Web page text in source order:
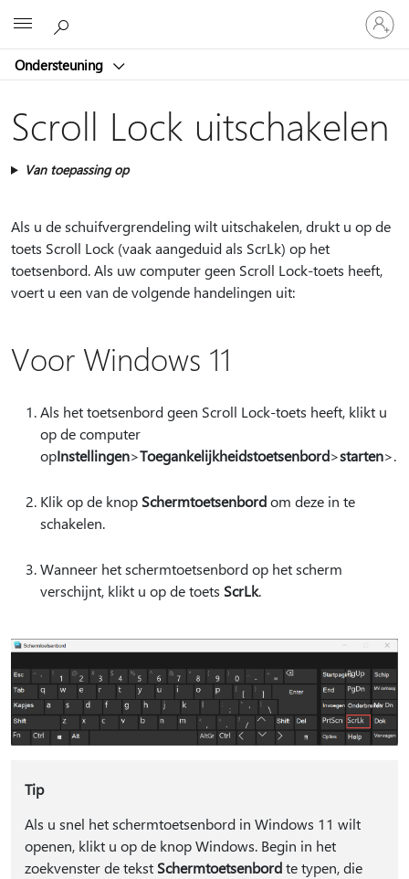
Ondersteuning
Meld
je
aan
je
Scroll Lock uitschakelen
Van toepassing op
Als u de schuifvergrendeling wilt uitschakelen, drukt u op de
toets Scroll Lock (vaak aangeduid als ScrLk) op het
toetsenbord. Als uw computer geen Scroll Lock-toets heeft,
voert u een van de volgende handelingen uit:
Voor Windows 11
Als het toetsenbord geen Scroll Lock-toets heeft, klikt u
op de computer
opInstellingen>Toegankelijkheidstoetsenbord>starten>.
Klik op de knop Schermtoetsenbordom deze in te
schakelen.
Wanneer het schermtoetsenbord op het scherm
verschijnt, klikt u op de toets ScrLk.
Tip
Als u snel het schermtoetsenbord in Windows 11 wilt
openen, klikt u op de knop Windows. Begin in het
zoekvenster de tekst Schermtoetsenbordte typen, die